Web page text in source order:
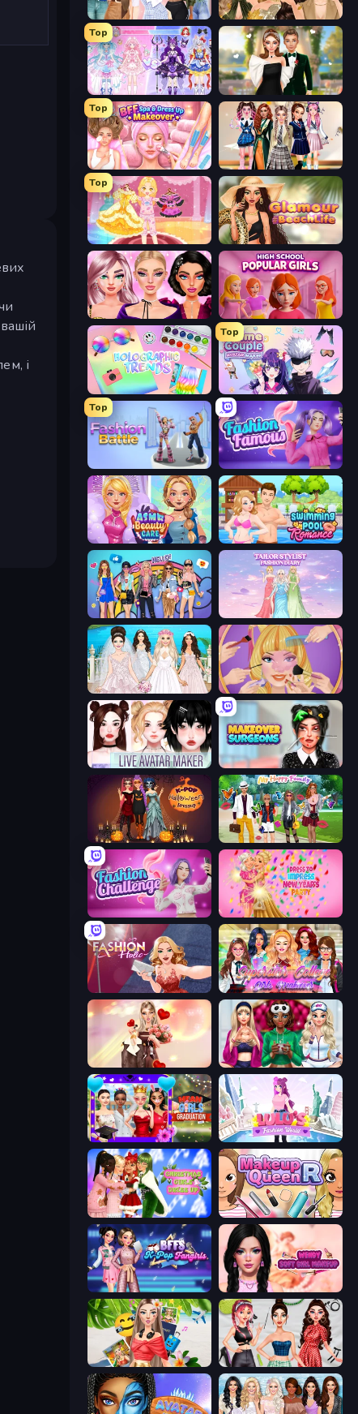
і
Fashion Week 2025 Autumn Glam Gala
Top
Idol Livestream: Fashion Game Valentine's Day Proposal
Top
BFF Makeover - Spa & Dress Up Back To School: Uniforms Edition
Top
Royal Glow Princess Makeover Glamour Beach Life
New Year Makeup Trends
Holographic Trends
Top
Anime Couple: Avatar Maker
Top
Fashion Battle Fashion Famous
ASMR Beauty Care Swimming Pool Romance
College Girls Team Makeover Tailor Stylist: Fashion Diary
Model Wedding Extreme Makeover
Live Avatar Maker: Girls Makeover Surgeons
Superstar Family Dress Up
Fashion Challenge: Catwalk Run Dress To Impress: New Year's Party
Fashion Holic Superstar College Girls Makeover
GRWM Date Night BFFs Luxury Loungewear
Mean Girls Graduation Day Lulu's Fashion World
Christmas Girls Dress Up Make Up Queen R
BFFs K-Pop Fangirls Wendy Soft Girl Makeup
Travel with Me: ASMR Edition Brat Girl Summer